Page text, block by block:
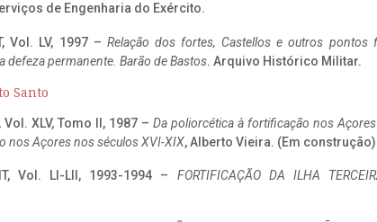
de Engenharia do Exército.
Vol. LV, 1997 – Relação dos fortes, Castellos e outros pontos
defeza permanente. Barão de Bastos. Arquivo Histórico Militar.
Santo
XLV, Tomo II, 1987 – Da poliorcética à fortificação nos
nos Açores nos séculos XVI-XIX, Alberto Vieira. (Em construção)
Vol. LI-LII, 1993-1994 – FORTIFICAÇÃO DA ILHA